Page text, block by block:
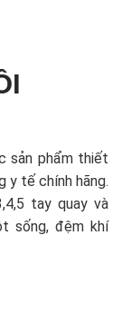
sản phẩm thiết
y tế chính hãng.
tay quay và
sống, đệm khí